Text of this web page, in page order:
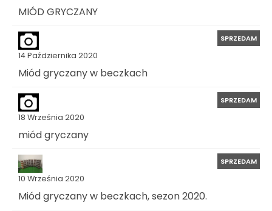
MIÓD GRYCZANY
14 Października 2020
SPRZEDAM
Miód gryczany w beczkach
18 Września 2020
SPRZEDAM
miód gryczany
10 Września 2020
SPRZEDAM
Miód gryczany w beczkach, sezon 2020.